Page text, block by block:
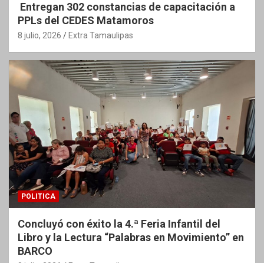
Entregan 302 constancias de capacitación a
PPLs del CEDES Matamoros
8 julio, 2026 Extra Tamaulipas
POLITICA
Concluyó con éxito la 4.ª Feria Infantil del
Libro y la Lectura “Palabras en Movimiento” en
BARCO